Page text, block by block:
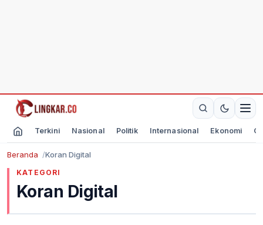
Terkini Nasional Politik Internasional Ekonomi
Beranda Koran Digital
KATEGORI
Koran Digital